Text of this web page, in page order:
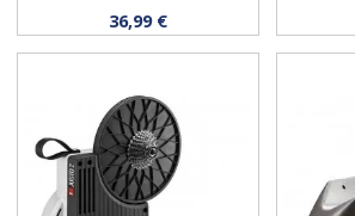
Acheter
36,99 €